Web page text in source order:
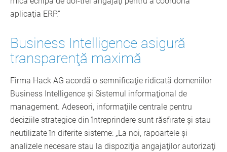
aplicaţia ERP.“
Business Intelligence asigură
transparenţă maximă
Firma Hack AG acordă o semnificaţie ridicată domeniilor
Business Intelligence şi Sistemul informaţional de
management. Adeseori, informaţiile centrale pentru
deciziile strategice din întreprindere sunt răsfirate şi stau
neutilizate în diferite sisteme: „La noi, rapoartele şi
analizele necesare stau la dispoziţia angajaţilor autorizaţi